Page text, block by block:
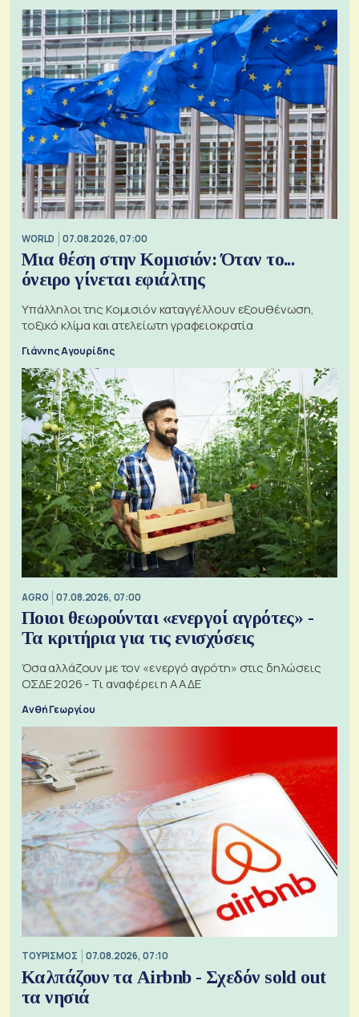
WORLD 07.08.2026, 07:00
Μια θέση στην Κομισιόν: Όταν το...
όνειρο γίνεται εφιάλτης
Υπάλληλοι της Κομισιόν καταγγέλλουν εξουθένωση,
τοξικό κλίμα και ατελείωτη γραφειοκρατία
Γιάννης Αγουρίδης
AGRO 07.08.2026, 07:00
Ποιοι θεωρούνται «ενεργοί αγρότες» -
Τα κριτήρια για τις ενισχύσεις
Όσα αλλάζουν με τον «ενεργό αγρότη» στις δηλώσεις
ΟΣΔΕ 2026 - Τι αναφέρει η ΑΑΔΕ
Ανθή Γεωργίου
ΤΟΥΡΙΣΜΟΣ 07.08.2026, 07:10
Καλπάζουν τα Airbnb - Σχεδόν sold out
τα νησιά